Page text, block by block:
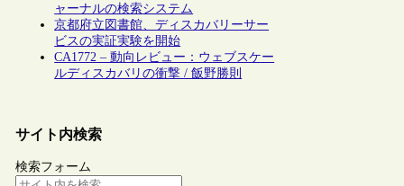
ャーナルの検索システム
京都府立図書館、ディスカバリーサー
ビスの実証実験を開始
CA1772 – 動向レビュー：ウェブスケー
ルディスカバリの衝撃 / 飯野勝則
サイト内検索
検索フォーム